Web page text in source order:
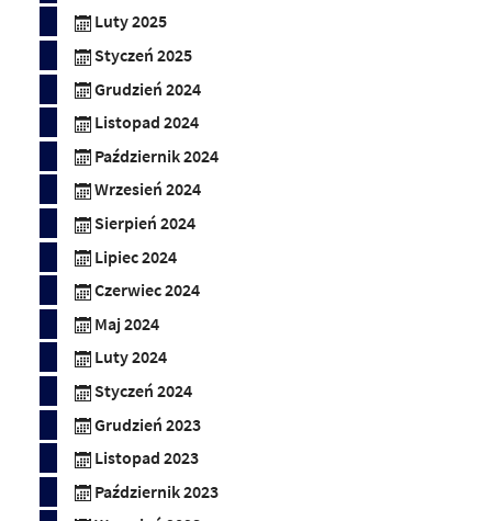
Luty 2025
Styczeń 2025
Grudzień 2024
Listopad 2024
Październik 2024
Wrzesień 2024
Sierpień 2024
Lipiec 2024
Czerwiec 2024
Maj 2024
Luty 2024
Styczeń 2024
Grudzień 2023
Listopad 2023
Październik 2023